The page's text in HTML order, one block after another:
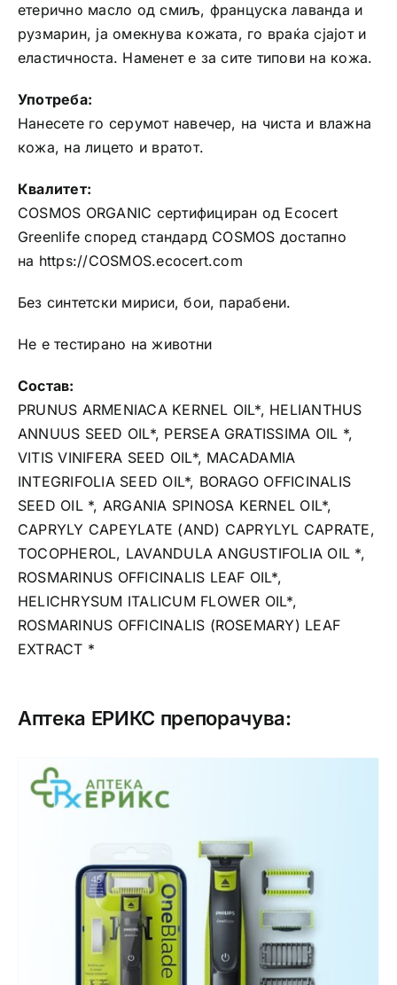
етерично масло од смиљ, француска лаванда и
рузмарин, ја омекнува кожата, го враќа сјајот и
еластичноста. Наменет е за сите типови на кожа.
Употреба:
Нанесете го серумот навечер, на чиста и влажна
кожа, на лицето и вратот.
Квалитет:
COSMOS ORGANIC сертифициран од Ecocert
Greenlife според стандард COSMOS достапно
на https://COSMOS.ecocert.com
Без синтетски мириси, бои, парабени.
Не е тестирано на животни
Состав:
PRUNUS ARMENIACA KERNEL OIL*, HELIANTHUS
ANNUUS SEED OIL*, PERSEA GRATISSIMA OIL *,
VITIS VINIFERA SEED OIL*, MACADAMIA
INTEGRIFOLIA SEED OIL*, BORAGO OFFICINALIS
SEED OIL *, ARGANIA SPINOSA KERNEL OIL*,
CAPRYLY CAPEYLATE (AND) CAPRYLYL CAPRATE,
TOCOPHEROL, LAVANDULA ANGUSTIFOLIA OIL *,
ROSMARINUS OFFICINALIS LEAF OIL*,
HELICHRYSUM ITALICUM FLOWER OIL*,
ROSMARINUS OFFICINALIS (ROSEMARY) LEAF
EXTRACT *
Аптека ЕРИКС препорачува: